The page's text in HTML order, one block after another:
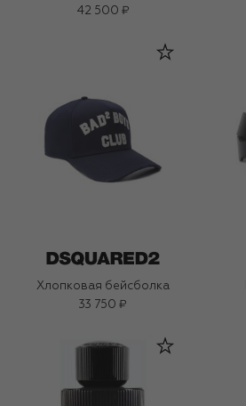
42 500 ₽
Хлопковая бейсболка
33 750 ₽